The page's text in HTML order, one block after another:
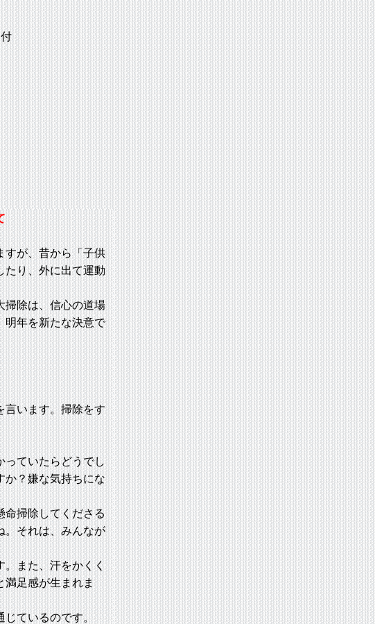
が、昔から「子供
たり、外に出て運動
除は、信心の道場
明年を新たな決意で
います。掃除をす
ていたらどうでし
か？嫌な気持ちにな
掃除してくださる
。それは、みんなが
また、汗をかくく
足感が生まれま
ているのです。